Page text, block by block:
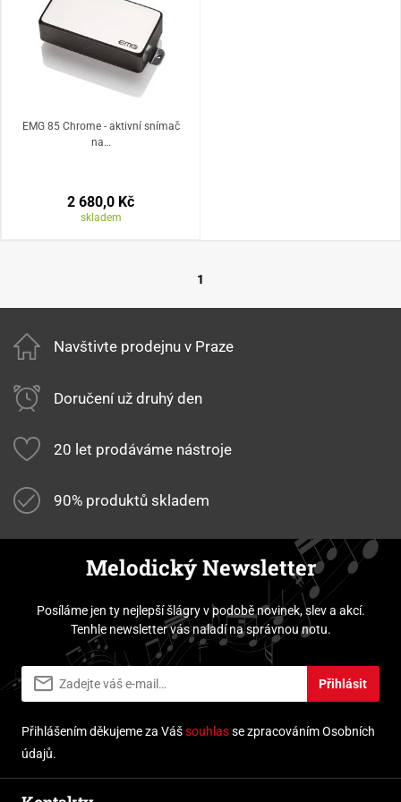
EMG 85 Chrome - aktivní snímač
na…
2 680,0 Kč
skladem
1
Navštivte prodejnu v Praze
Doručení už druhý den
20 let prodáváme nástroje
90% produktů skladem
Melodický Newsletter
Posíláme jen ty nejlepší šlágry v podobě novinek, slev a akcí.
Tenhle newsletter vás naladí na správnou notu.
Přihlásit
Přihlášením děkujeme za Vášsouhlasse zpracováním Osobních
údajů.